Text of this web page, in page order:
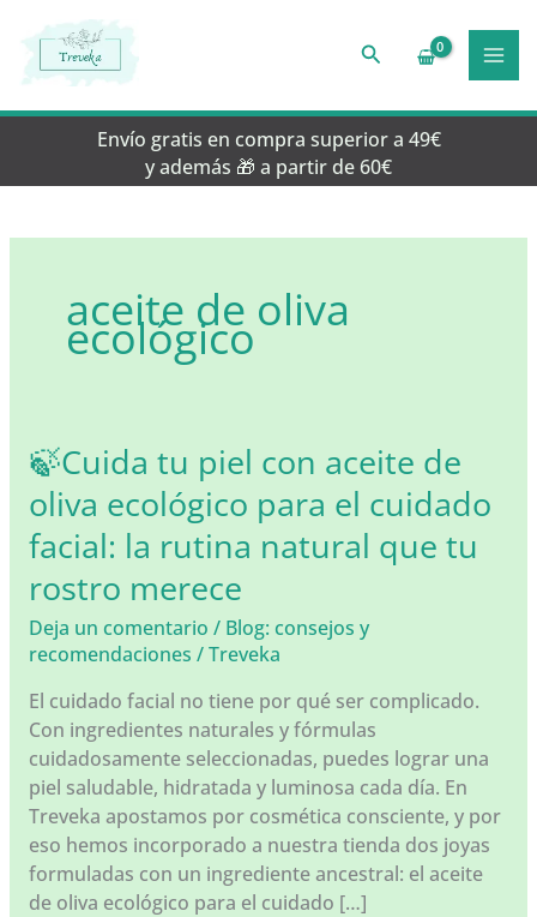
contenido
Buscar
Envío gratis en compra superior a 49€
y además 🎁 a partir de 60€
aceite de oliva
ecológico
🍃Cuida tu piel con aceite de
oliva ecológico para el cuidado
facial: la rutina natural que tu
rostro merece
Deja un comentario / Blog: consejos y
recomendaciones /Treveka
El cuidado facial no tiene por qué ser complicado.
Con ingredientes naturales y fórmulas
cuidadosamente seleccionadas, puedes lograr una
piel saludable, hidratada y luminosa cada día. En
Treveka apostamos por cosmética consciente, y por
eso hemos incorporado a nuestra tienda dos joyas
formuladas con un ingrediente ancestral: el aceite
de oliva ecológico para el cuidado […]